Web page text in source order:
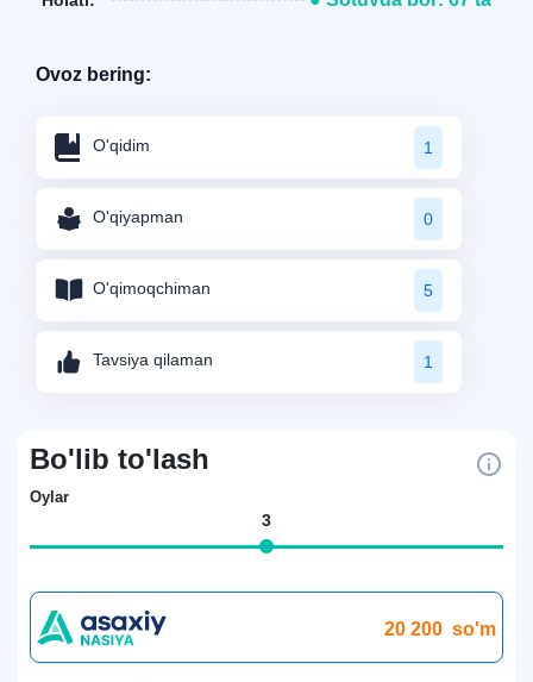
Ovoz bering:
O'qidim 1
O'qiyapman 0
O'qimoqchiman 5
Tavsiya qilaman 1
Bo'lib to'lash
Oylar
3
20 200 so'm